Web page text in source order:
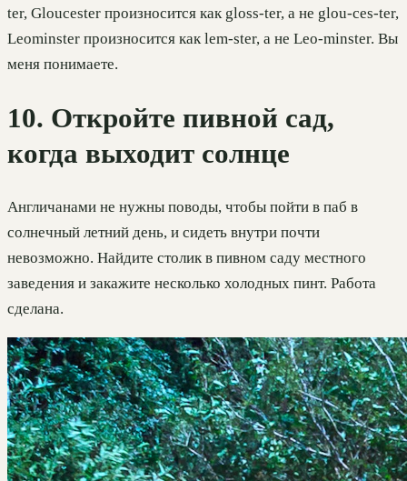
ter, Gloucester произносится как gloss-ter, а не glou-ces-ter,
Leominster произносится как lem-ster, а не Leo-minster. Вы
меня понимаете.
10. Откройте пивной сад,
когда выходит солнце
Aнгличанами не нужны поводы, чтобы пойти в паб в
солнечный летний день, и сидеть внутри почти
невозможно. Найдите столик в пивном саду местного
заведения и закажите несколько холодных пинт. Работа
сделана.